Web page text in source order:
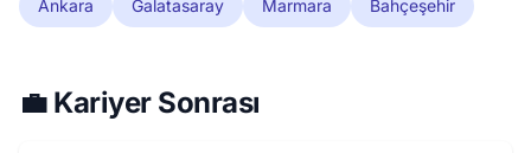
Ankara Galatasaray Marmara Bahçeşehir
💼 Kariyer Sonrası